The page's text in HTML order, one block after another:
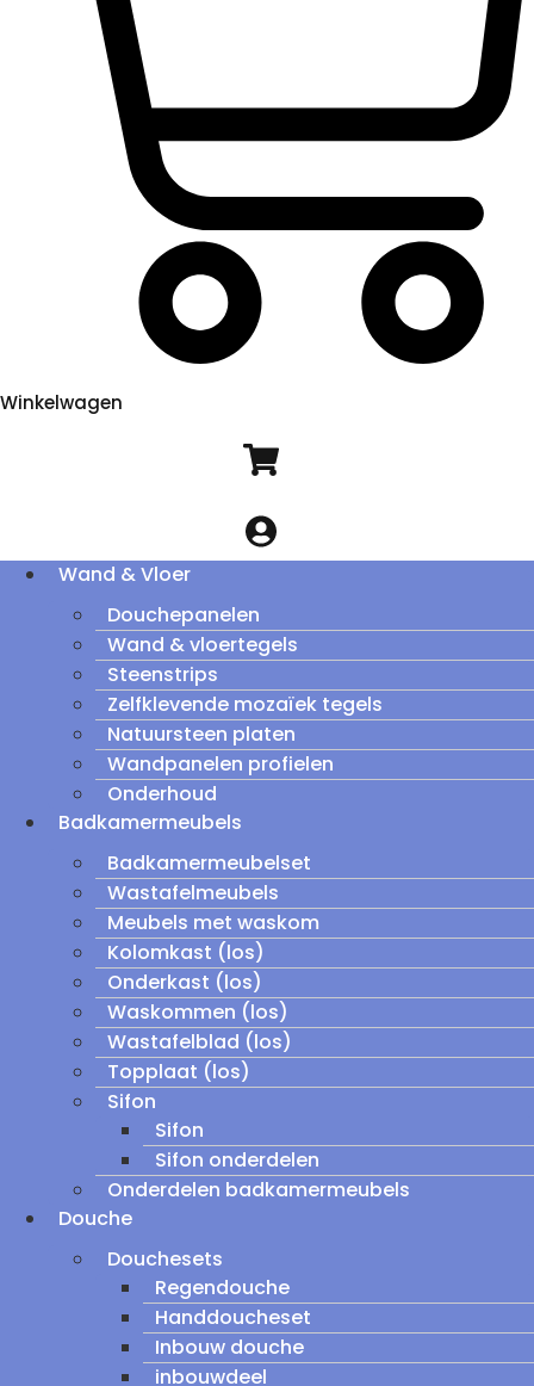
Winkelwagen
Wand & Vloer
Douchepanelen
Wand & vloertegels
Steenstrips
Zelfklevende mozaïek tegels
Natuursteen platen
Wandpanelen profielen
Onderhoud
Badkamermeubels
Badkamermeubelset
Wastafelmeubels
Meubels met waskom
Kolomkast (los)
Onderkast (los)
Waskommen (los)
Wastafelblad (los)
Topplaat (los)
Sifon
Sifon
Sifon onderdelen
Onderdelen badkamermeubels
Douche
Douchesets
Regendouche
Handdoucheset
Inbouw douche
inbouwdeel